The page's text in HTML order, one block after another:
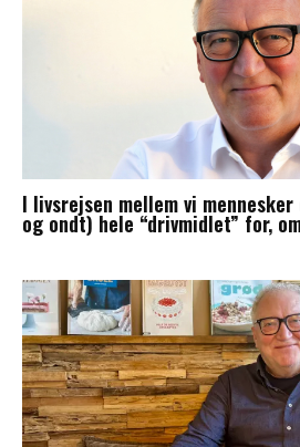
I livsrejsen mellem vi
og ondt) hele “drivmidlet” for,